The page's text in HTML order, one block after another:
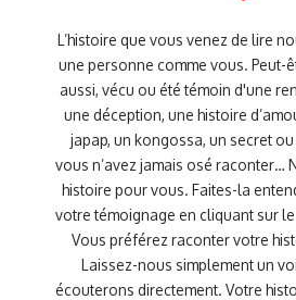
L’histoire que vous venez de lire
une personne comme vous. Peut-
aussi, vécu ou été témoin d'une
une déception, une histoire
japap, un kongossa, un secret
vous n’avez jamais osé raconter…
histoire pour vous. Faites-la
votre témoignage en cliquant sur
Vous préférez raconter votre
Laissez-nous simplement un
écouterons directement. Votre